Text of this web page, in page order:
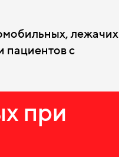
лежачих
пациентов с
при